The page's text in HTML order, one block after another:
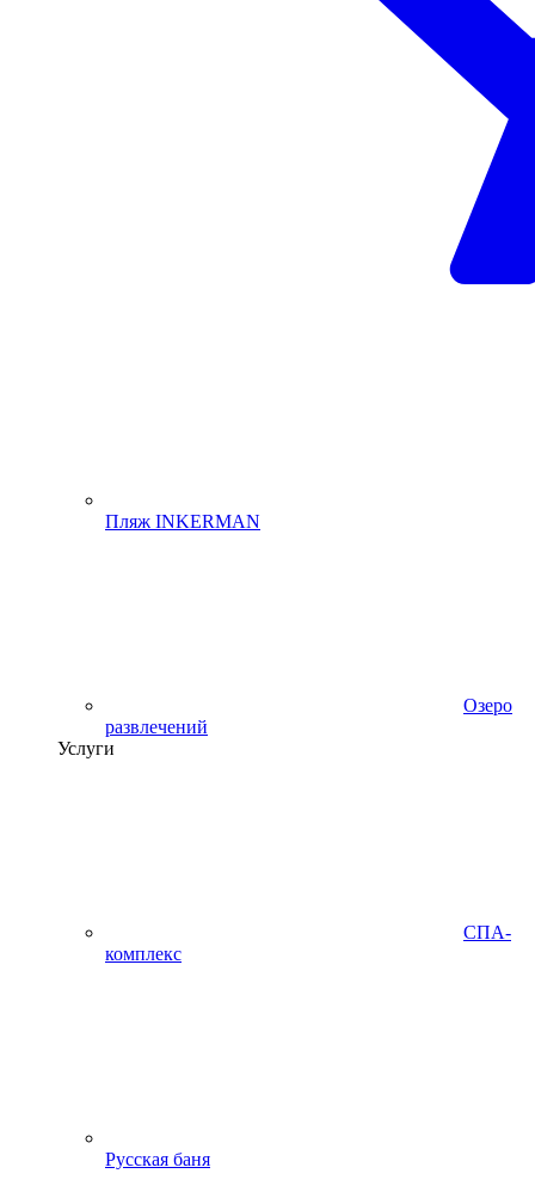
Пляж INKERMAN
Озеро
развлечений
Услуги
СПА-
комплекс
Русская баня